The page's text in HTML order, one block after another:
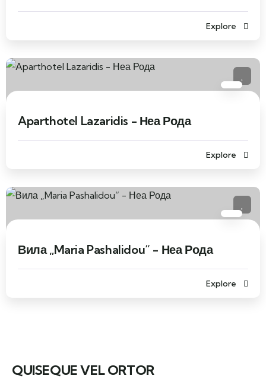
Explore
Aparthotel Lazaridis - Неа Рода
Explore
Вила „Maria Pashalidou“ - Неа Рода
Explore
QUISEQUE VEL ORTOR